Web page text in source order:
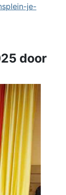
je-
door